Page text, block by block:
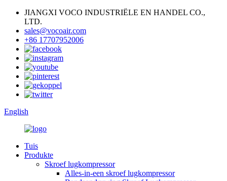
JIANGXI VOCO INDUSTRIËLE EN HANDEL CO.,
LTD.
sales@vocoair.com
+86 17707952006
English
Tuis
Produkte
Skroef lugkompressor
Alles-in-een skroef lugkompressor